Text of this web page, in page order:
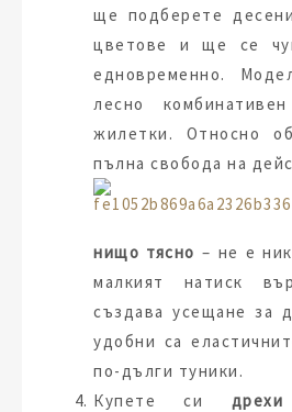
ще подберете
цветове и ще се
едновременно.
лесно
жилетки. Относно
пълна свобода на
нищо тясно – не е
малкият натиск
създава усещане за
удобни са
по-дълги туники.
Купете си